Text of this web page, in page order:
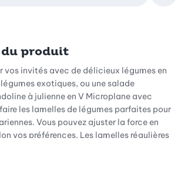
produit
vos invités avec de délicieux légumes en
exotiques, ou une salade
à julienne en V Microplane avec
les lamelles de légumes parfaites pour
Vous pouvez ajuster la force en
vos préférences. Les lamelles régulières